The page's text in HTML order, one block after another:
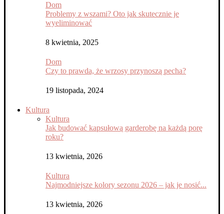
Dom
Problemy z wszami? Oto jak skutecznie je
wyeliminować
8 kwietnia, 2025
Dom
Czy to prawda, że wrzosy przynoszą pecha?
19 listopada, 2024
Kultura
Kultura
Jak budować kapsułową garderobę na każdą porę
roku?
13 kwietnia, 2026
Kultura
Najmodniejsze kolory sezonu 2026 – jak je nosić...
13 kwietnia, 2026